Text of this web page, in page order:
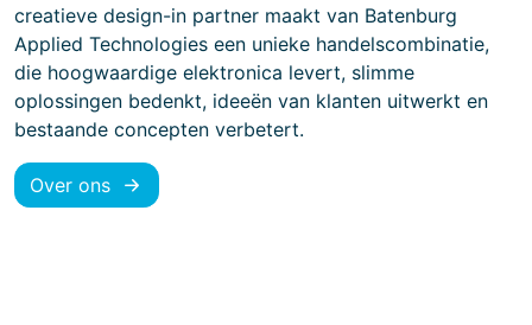
creatieve design-in partner maakt van Batenburg
Applied Technologies een unieke handelscombinatie,
die hoogwaardige elektronica levert, slimme
oplossingen bedenkt, ideeën van klanten uitwerkt en
bestaande concepten verbetert.
Over ons